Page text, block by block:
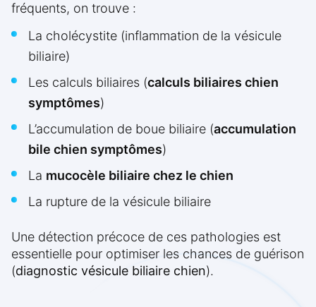
fréquents, on trouve :
La cholécystite (inflammation de la vésicule
biliaire)
Les calculs biliaires (calculs biliaires chien
symptômes)
L’accumulation de boue biliaire (accumulation
bile chien symptômes)
La mucocèle biliaire chez le chien
La rupture de la vésicule biliaire
Une détection précoce de ces pathologies est
essentielle pour optimiser les chances de guérison
(diagnostic vésicule biliaire chien).